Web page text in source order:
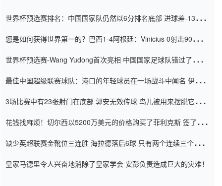
世界杯预选赛排名：中国国家队仍然以6分排名底部 进球差-13令人
您是如何获得世界第一的？巴西1-4阿根廷：Vinicius 0射击90分钟
世界杯预选赛-Wang Yudong首次亮相 中国国家足球队错过了世界
最佳中国超级联赛球队：港口的年轻球员在一场战斗中闻名 伊万放
3场比赛中有23张射门在底部 郭安无效传球 鸟儿被用来摆脱它
花钱找麻烦！切尔西以5200万美元的价格购买了菲利克斯 签了7年
缺少英超联赛金靴位三连胜 海拉德落后6球 只有两个连续三个连续
皇家马德里令人兴奋地消除了皇家学会 安彭负责造成巨大的灾难！